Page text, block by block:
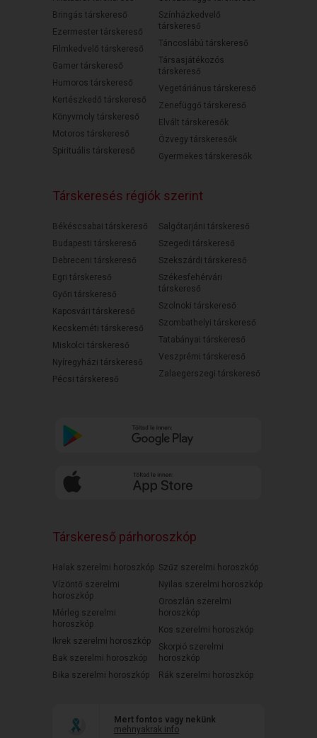
Bringás társkereső
Ezermester társkereső
Filmkedvelő társkereső
Gamer társkereső
Humoros társkereső
Kertészkedő társkereső
Könyvmoly társkereső
Motoros társkereső
Spirituális társkereső
Színházkedvelő
társkereső
Táncoslábú társkereső
Társasjátékozós
társkereső
Vegetáriánus társkereső
Zenefüggő társkereső
Elvált társkeresők
Özvegy társkeresők
Gyermekes társkeresők
Társkeresés régiók szerint
Békéscsabai társkereső
Budapesti társkereső
Debreceni társkereső
Egri társkereső
Győri társkereső
Kaposvári társkereső
Kecskeméti társkereső
Miskolci társkereső
Nyíregyházi társkereső
Pécsi társkereső
Salgótarjáni társkereső
Szegedi társkereső
Szekszárdi társkereső
Székesfehérvári
társkereső
Szolnoki társkereső
Szombathelyi társkereső
Tatabányai társkereső
Veszprémi társkereső
Zalaegerszegi társkereső
Társkereső párhoroszkóp
Halak szerelmi horoszkóp
Vízöntő szerelmi
horoszkóp
Mérleg szerelmi
horoszkóp
Ikrek szerelmi horoszkóp
Bak szerelmi horoszkóp
Bika szerelmi horoszkóp
Szűz szerelmi horoszkóp
Nyilas szerelmi horoszkóp
Oroszlán szerelmi
horoszkóp
Kos szerelmi horoszkóp
Skorpió szerelmi
horoszkóp
Rák szerelmi horoszkóp
Mert fontos vagy nekünk
mehnyakrak.info